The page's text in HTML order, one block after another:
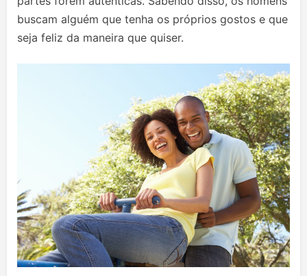
buscam alguém que tenha os próprios gostos e que
seja feliz da maneira que quiser.